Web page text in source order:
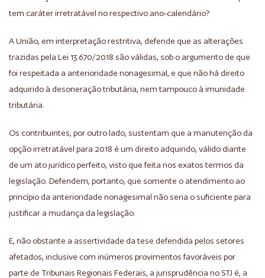
tem caráter irretratável no respectivo ano-calendário?
A União, em interpretação restritiva, defende que as alterações
trazidas pela Lei 13.670/2018 são válidas, sob o argumento de que
foi respeitada a anterioridade nonagesimal, e que não há direito
adquirido à desoneração tributária, nem tampouco à imunidade
tributária.
Os contribuintes, por outro lado, sustentam que a manutenção da
opção irretratável para 2018 é um direito adquirido, válido diante
de um ato jurídico perfeito, visto que feita nos exatos termos da
legislação. Defendem, portanto, que somente o atendimento ao
princípio da anterioridade nonagesimal não seria o suficiente para
justificar a mudança da legislação.
E, não obstante a assertividade da tese defendida pelos setores
afetados, inclusive com inúmeros provimentos favoráveis por
parte de Tribunais Regionais Federais, a jurisprudência no STJ é, a